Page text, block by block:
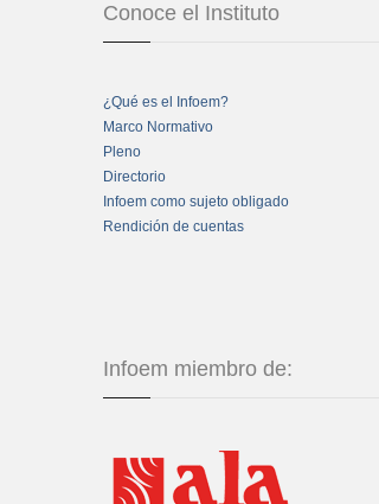
Conoce el Instituto
¿Qué es el Infoem?
Marco Normativo
Pleno
Directorio
Infoem como sujeto obligado
Rendición de cuentas
Infoem miembro de: